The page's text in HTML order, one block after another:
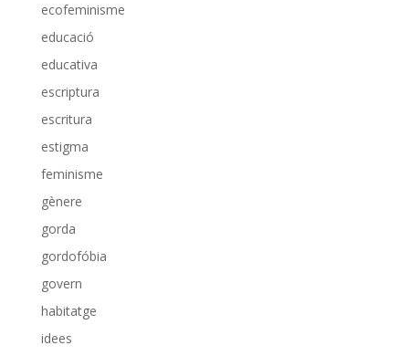
ecofeminisme
educació
educativa
escriptura
escritura
estigma
feminisme
gènere
gorda
gordofóbia
govern
habitatge
idees